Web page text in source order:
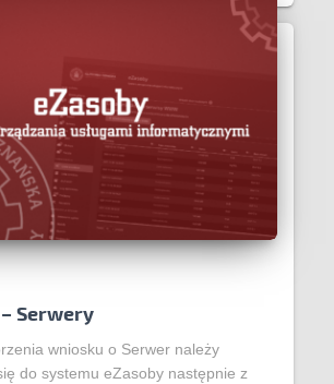
Serwery
wniosku o Serwer należy
do systemu eZasoby następnie z